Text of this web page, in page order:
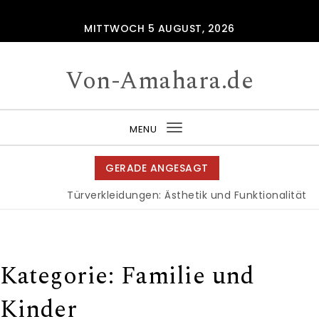
MITTWOCH 5 AUGUST, 2026
Von-Amahara.de
MENU
Toggle
navigation
GERADE ANGESAGT
Türverkleidungen: Ästhetik und Funktionalität
Kategorie: Familie und
Kinder